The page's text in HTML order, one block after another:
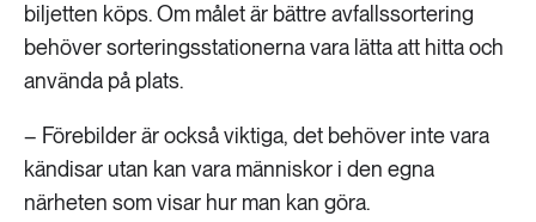
biljetten köps. Om målet är bättre avfallssortering
behöver sorteringsstationerna vara lätta att hitta och
använda på plats.
– Förebilder är också viktiga, det behöver inte vara
kändisar utan kan vara människor i den egna
närheten som visar hur man kan göra.